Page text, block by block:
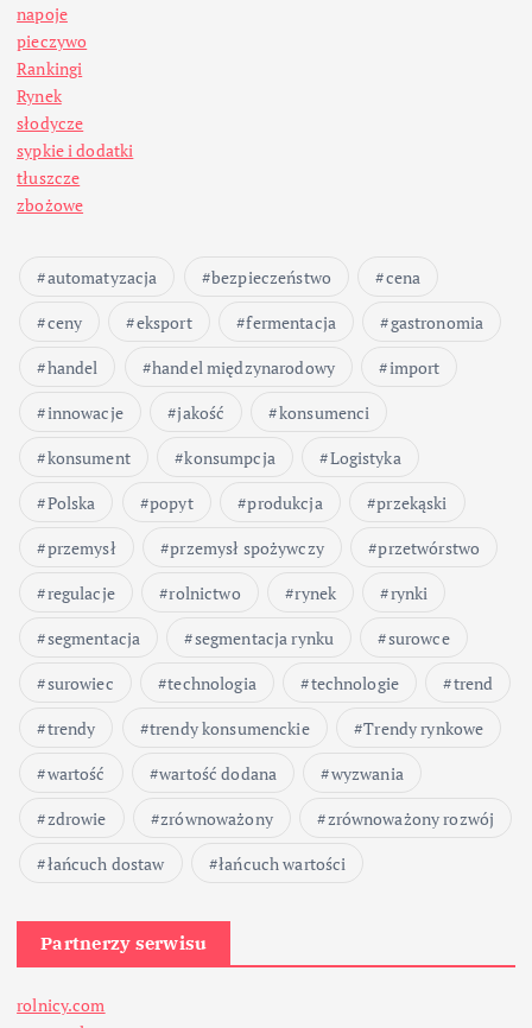
napoje
pieczywo
Rankingi
Rynek
słodycze
sypkie i dodatki
tłuszcze
zbożowe
automatyzacja bezpieczeństwo
cena
ceny
eksport fermentacja
gastronomia
handel
handel międzynarodowy
import
innowacje
jakość
konsumenci
konsument
konsumpcja
Logistyka
Polska
popyt produkcja
przekąski
przemysł
przemysł spożywczy
przetwórstwo
regulacje
rolnictwo rynek
rynki
segmentacja
segmentacja rynku
surowce
surowiec
technologia technologie
trend
trendy
trendy konsumenckie
Trendy rynkowe
wartość
wartość dodana
wyzwania
zdrowie
zrównoważony
zrównoważony rozwój
łańcuch dostaw
łańcuch wartości
Partnerzy serwisu
rolnicy.com